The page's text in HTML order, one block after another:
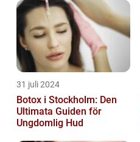
31 juli 2024
Botox i Stockholm: Den
Ultimata Guiden för
Ungdomlig Hud